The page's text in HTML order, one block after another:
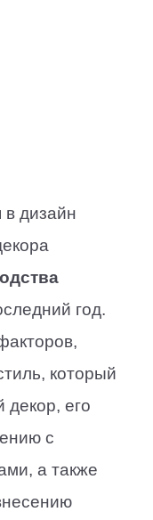
дизайн
год.
который
декор, его
с
а также